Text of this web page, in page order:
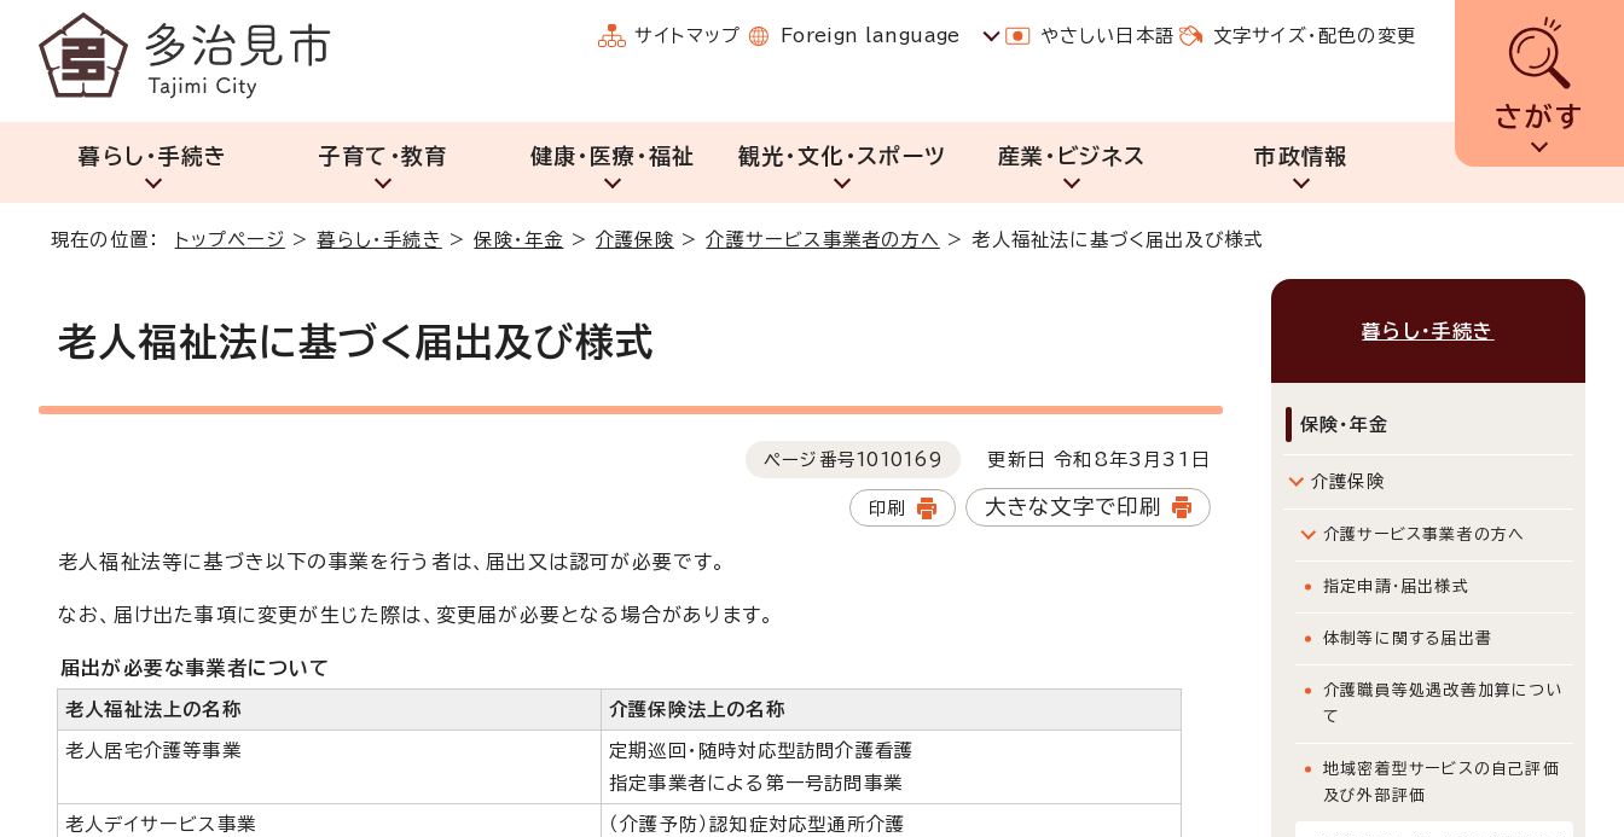
サイトマップ Foreign language やさしい日本語 文字サイズ・配色の変更
さがす
暮らし・手続き 子育て・教育 健康・医療・福祉 観光・文化・スポーツ 産業・ビジネス 市政情報
現在の位置： トップページ >暮らし・手続き >保険・年金 >介護保険 >介護サービス事業者の方へ >老人福祉法に基づく届出及び様式
老人福祉法に基づく届出及び様式
ページ番号1010169 更新日 令和8年3月31日
印刷 大きな文字で印刷
老人福祉法等に基づき以下の事業を行う者は、届出又は認可が必要です。
なお、届け出た事項に変更が生じた際は、変更届が必要となる場合があります。
届出が必要な事業者について
老人福祉法上の名称 介護保険法上の名称
老人居宅介護等事業
定期巡回・随時対応型訪問介護看護
指定事業者による第一号訪問事業
老人デイサービス事業
（介護予防）認知症対応型通所介護
暮らし・手続き
保険・年金
介護保険
介護サービス事業者の方へ
指定申請・届出様式
体制等に関する届出書
介護職員等処遇改善加算につい
て
地域密着型サービスの自己評価
及び外部評価